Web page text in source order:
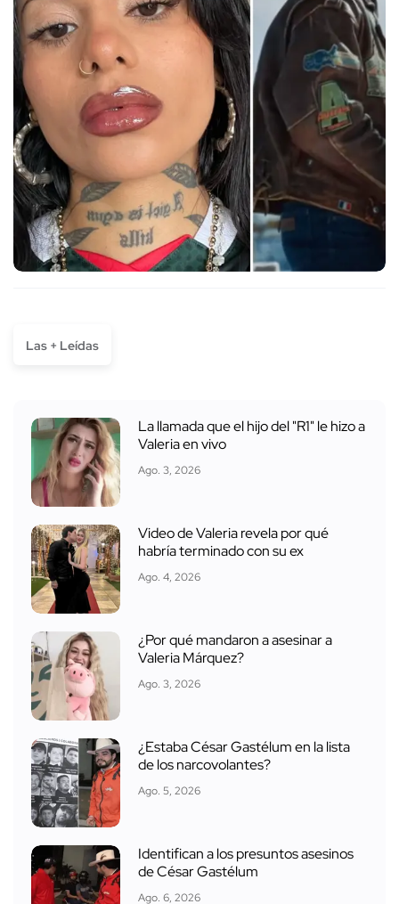
Las + Leídas
La llamada que el hijo del "R1" le hizo a
Valeria en vivo
Ago. 3, 2026
Video de Valeria revela por qué
habría terminado con su ex
Ago. 4, 2026
¿Por qué mandaron a asesinar a
Valeria Márquez?
Ago. 3, 2026
¿Estaba César Gastélum en la lista
de los narcovolantes?
Ago. 5, 2026
Identifican a los presuntos asesinos
de César Gastélum
Ago. 6, 2026